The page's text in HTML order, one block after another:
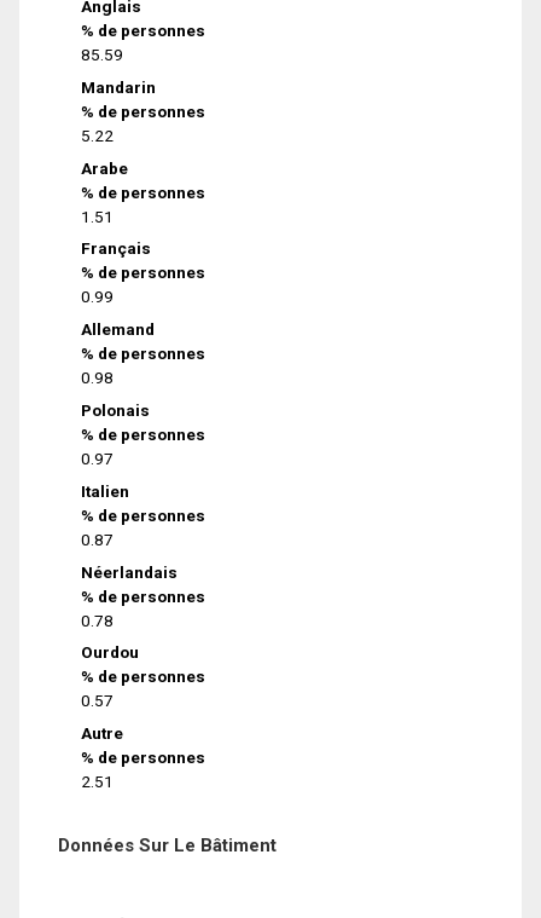
Anglais
% de personnes
85.59
Mandarin
% de personnes
5.22
Arabe
% de personnes
1.51
Français
% de personnes
0.99
Allemand
% de personnes
0.98
Polonais
% de personnes
0.97
Italien
% de personnes
0.87
Néerlandais
% de personnes
0.78
Ourdou
% de personnes
0.57
Autre
% de personnes
2.51
Données Sur Le Bâtiment